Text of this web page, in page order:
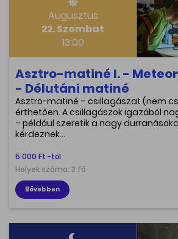
Augusztus
22. Szombat
13:00
Asztro-matiné I. -
- Délutáni matiné
Asztro-matiné – csillagászat (nem
érthetően. A csillagászok igazából
– például szeretik a nagy
kérdeznek…
5 000 Ft -tól
Helyek száma: 3 fő
Bővebben